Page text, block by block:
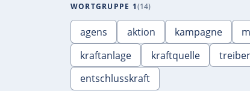
WORTGRUPPE 1 14
agens aktion kampagne
kraftanlage
kraftquelle
entschlusskraft